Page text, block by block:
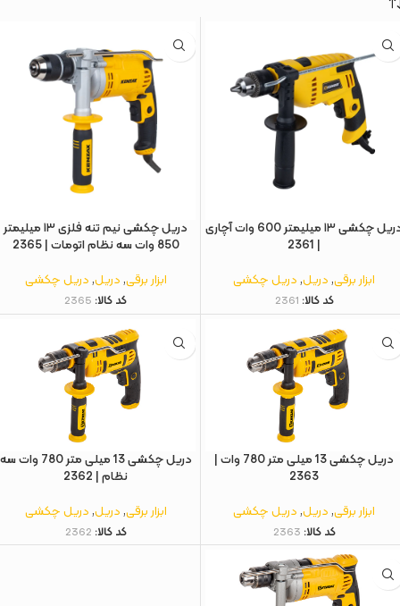
دریل چکشی ۱۳ میلیمتر 600 وات آچاری
| 2361
ابزار برقی,دریل,دریل چکشی
کد کالا: 2361
دریل چکشی نیم تنه فلزی ۱۳ میلیمتر
850 وات سه نظام اتومات | 2365
ابزار برقی,دریل,دریل چکشی
کد کالا: 2365
دریل چکشی 13 میلی متر 780 وات |
2363
ابزار برقی,دریل,دریل چکشی
کد کالا: 2363
دریل چکشی 13 میلی‌ متر 780 وات سه
نظام | 2362
ابزار برقی,دریل,دریل چکشی
کد کالا: 2362